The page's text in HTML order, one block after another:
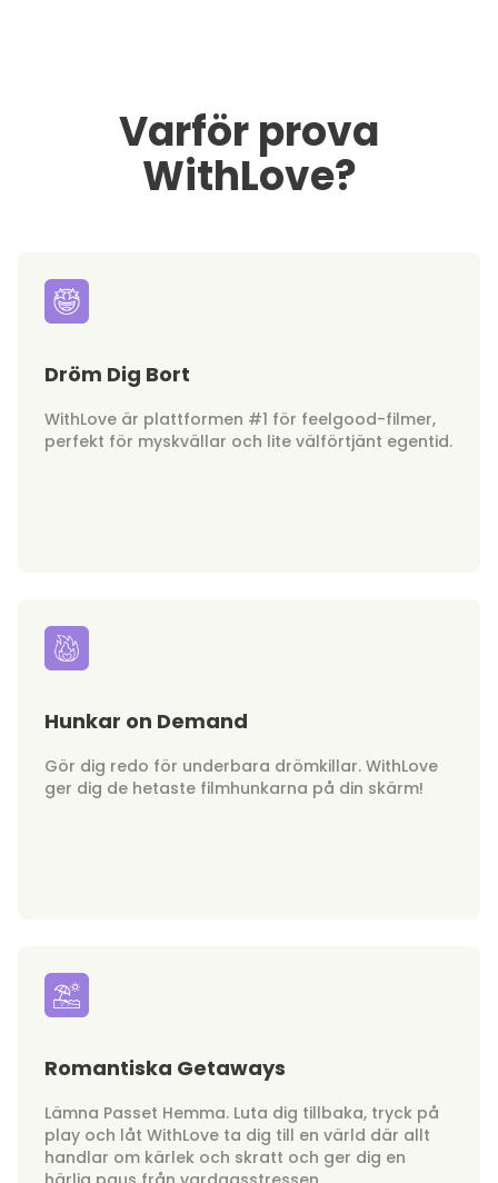
Varför prova
WithLove?
Dröm Dig Bort
WithLove är plattformen #1 för feelgood-filmer,
perfekt för myskvällar och lite välförtjänt egentid.
Hunkar on Demand
Gör dig redo för underbara drömkillar. WithLove
ger dig de hetaste filmhunkarna på din skärm!
Romantiska Getaways
Lämna Passet Hemma. Luta dig tillbaka, tryck på
play och låt WithLove ta dig till en värld där allt
handlar om kärlek och skratt och ger dig en